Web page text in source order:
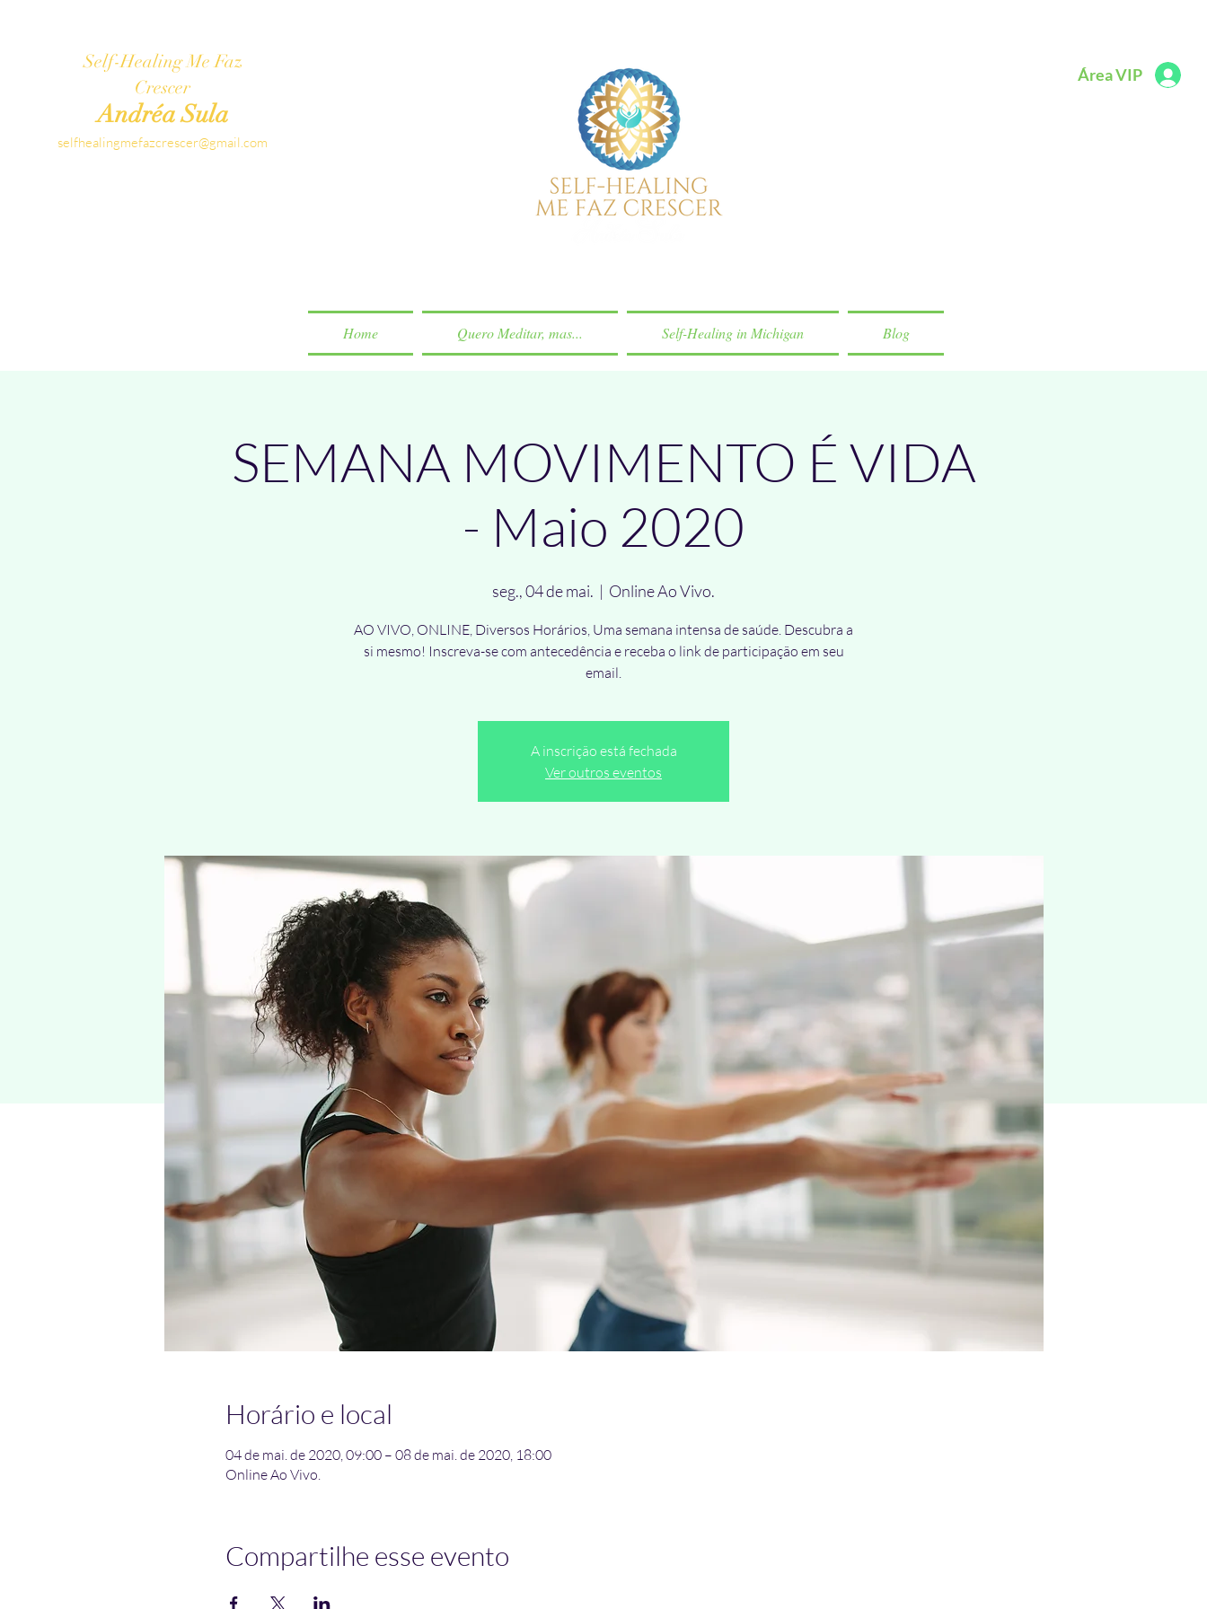
Self-Healing Me Faz
Crescer
Andréa Sula
selfhealingmefazcrescer@gmail.com
Área VIP
Home Quero Meditar, mas... Self-Healing in Michigan Blog
SEMANA MOVIMENTO É VIDA
- Maio 2020
seg., 04 de mai.
  |
Online Ao Vivo.
AO VIVO, ONLINE, Diversos Horários, Uma semana intensa de saúde. Descubra a
si mesmo! Inscreva-se com antecedência e receba o link de participação em seu
email.
A inscrição está fechada
Ver outros eventos
Horário e local
04 de mai. de 2020, 09:00 – 08 de mai. de 2020, 18:00
Online Ao Vivo.
Compartilhe esse evento